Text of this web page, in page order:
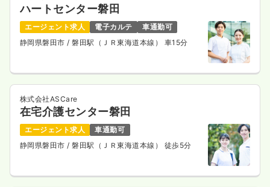
ハートセンター磐田
エージェント求人 電子カルテ
車通勤可
静岡県磐田市/ 磐田駅（ＪＲ東海道本線） 車15分
株式会社ASCare
在宅介護センター磐田
エージェント求人
車通勤可
静岡県磐田市/ 磐田駅（ＪＲ東海道本線） 徒歩5分